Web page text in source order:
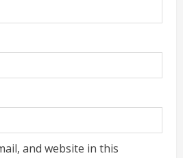
and website in this